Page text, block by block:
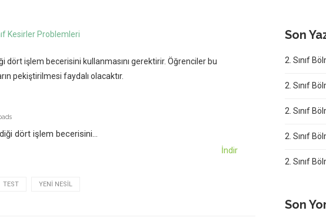
işlem becerisini kullanmasını gerektirir. Öğrenciler bu
pekiştirilmesi faydalı olacaktır.
dört işlem becerisini…
İndir
TEST YENI NESIL
Son
2. Sınıf
2. Sınıf
2. Sınıf
2. Sınıf
2. Sınıf
Son